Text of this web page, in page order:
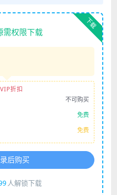
下载
需权限下载
VIP折扣
不可购买
免费
免费
后购买
人解锁下载